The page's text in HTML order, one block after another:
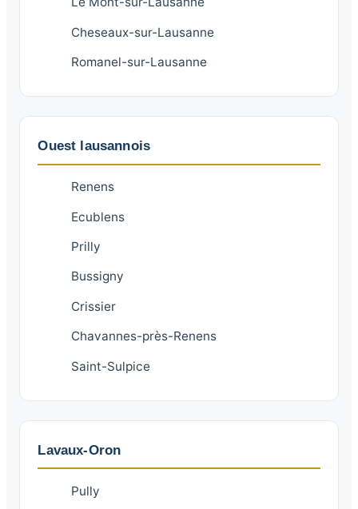
Cheseaux-sur-Lausanne
Romanel-sur-Lausanne
Ouest lausannois
Renens
Ecublens
Prilly
Bussigny
Crissier
Chavannes-près-Renens
Saint-Sulpice
Lavaux-Oron
Pully